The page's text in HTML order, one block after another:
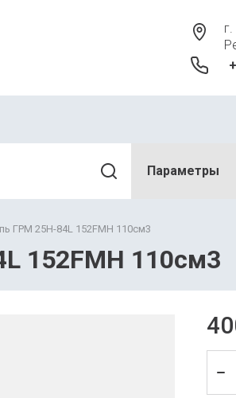
Параметры
ГРМ 25Н-84L 152FMH 110см3
152FMH 110см3